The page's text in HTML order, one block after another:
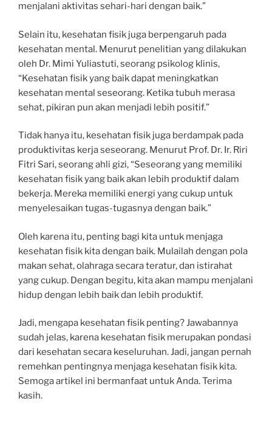
menjalani aktivitas sehari-hari dengan baik.”
Selain itu, kesehatan fisik juga berpengaruh pada
kesehatan mental. Menurut penelitian yang dilakukan
oleh Dr. Mimi Yuliastuti, seorang psikolog klinis,
“Kesehatan fisik yang baik dapat meningkatkan
kesehatan mental seseorang. Ketika tubuh merasa
sehat, pikiran pun akan menjadi lebih positif.”
Tidak hanya itu, kesehatan fisik juga berdampak pada
produktivitas kerja seseorang. Menurut Prof. Dr. Ir. Riri
Fitri Sari, seorang ahli gizi, “Seseorang yang memiliki
kesehatan fisik yang baik akan lebih produktif dalam
bekerja. Mereka memiliki energi yang cukup untuk
menyelesaikan tugas-tugasnya dengan baik.”
Oleh karena itu, penting bagi kita untuk menjaga
kesehatan fisik kita dengan baik. Mulailah dengan pola
makan sehat, olahraga secara teratur, dan istirahat
yang cukup. Dengan begitu, kita akan mampu menjalani
hidup dengan lebih baik dan lebih produktif.
Jadi, mengapa kesehatan fisik penting? Jawabannya
sudah jelas, karena kesehatan fisik merupakan pondasi
dari kesehatan secara keseluruhan. Jadi, jangan pernah
remehkan pentingnya menjaga kesehatan fisik kita.
Semoga artikel ini bermanfaat untuk Anda. Terima
kasih.